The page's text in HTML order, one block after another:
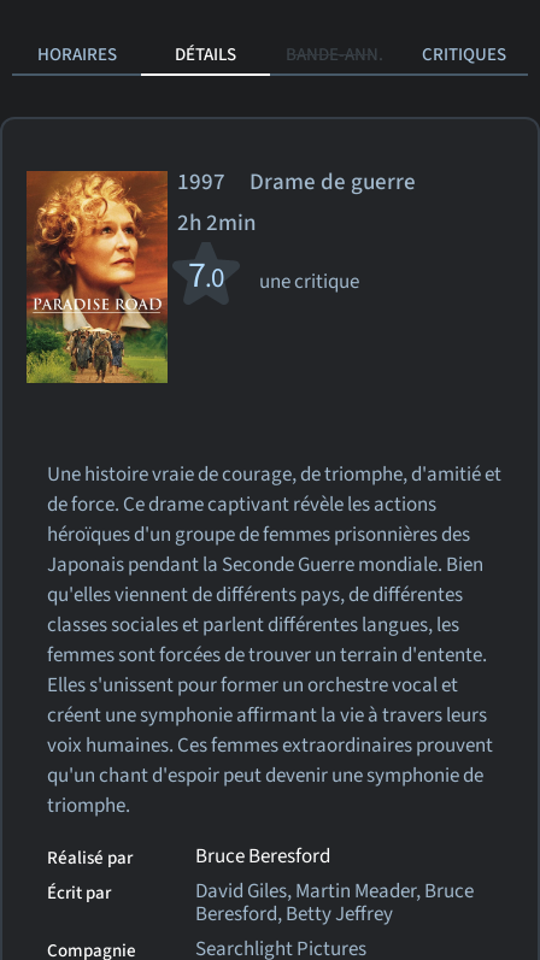
HORAIRES DÉTAILS BANDE-ANN. CRITIQUES
1997 Drame de guerre
2h 2min
7.0 une critique
Une histoire vraie de courage, de triomphe, d'amitié et
de force. Ce drame captivant révèle les actions
héroïques d'un groupe de femmes prisonnières des
Japonais pendant la Seconde Guerre mondiale. Bien
qu'elles viennent de différents pays, de différentes
classes sociales et parlent différentes langues, les
femmes sont forcées de trouver un terrain d'entente.
Elles s'unissent pour former un orchestre vocal et
créent une symphonie affirmant la vie à travers leurs
voix humaines. Ces femmes extraordinaires prouvent
qu'un chant d'espoir peut devenir une symphonie de
triomphe.
Réalisé par Bruce Beresford
Écrit par David Giles, Martin Meader, Bruce
Beresford, Betty Jeffrey
Compagnie Searchlight Pictures